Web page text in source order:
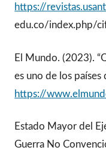
https://
edu.co/index.php/
El Mundo. (2023).
es uno de los países
https://
Estado Mayor del
Guerra No